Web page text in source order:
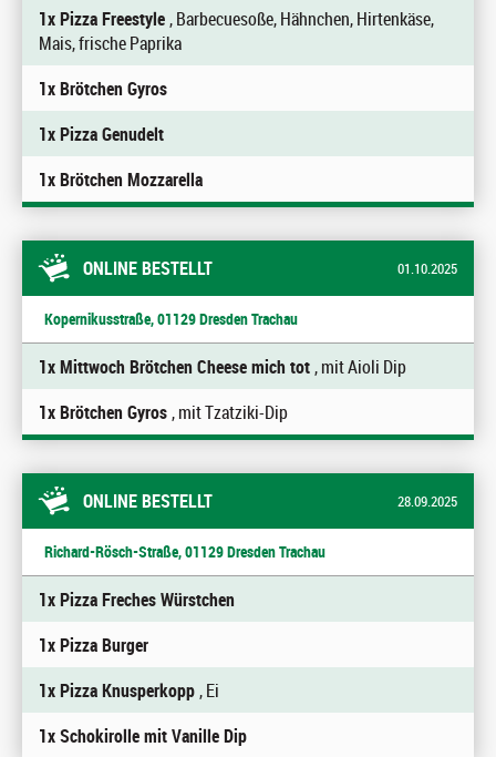
1x Pizza Freestyle, Barbecuesoße, Hähnchen, Hirtenkäse,
Mais, frische Paprika
1x Brötchen Gyros
1x Pizza Genudelt
1x Brötchen Mozzarella
ONLINE BESTELLT 01.10.2025
Kopernikusstraße, 01129 Dresden Trachau
1x Mittwoch Brötchen Cheese mich tot, mit Aioli Dip
1x Brötchen Gyros, mit Tzatziki-Dip
ONLINE BESTELLT 28.09.2025
Richard-Rösch-Straße, 01129 Dresden Trachau
1x Pizza Freches Würstchen
1x Pizza Burger
1x Pizza Knusperkopp, Ei
1x Schokirolle mit Vanille Dip